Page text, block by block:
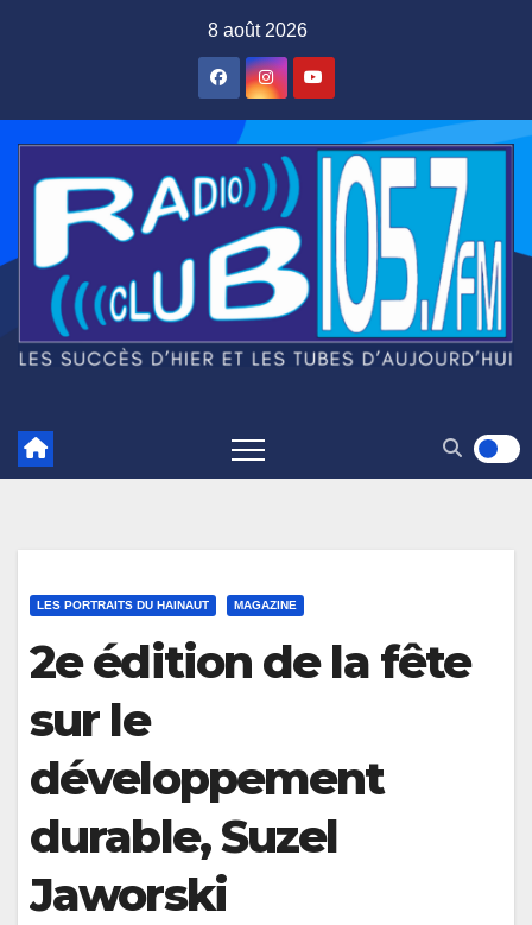
8 août 2026
LES PORTRAITS DU HAINAUT MAGAZINE
2e édition de la fête
sur le
développement
durable, Suzel
Jaworski